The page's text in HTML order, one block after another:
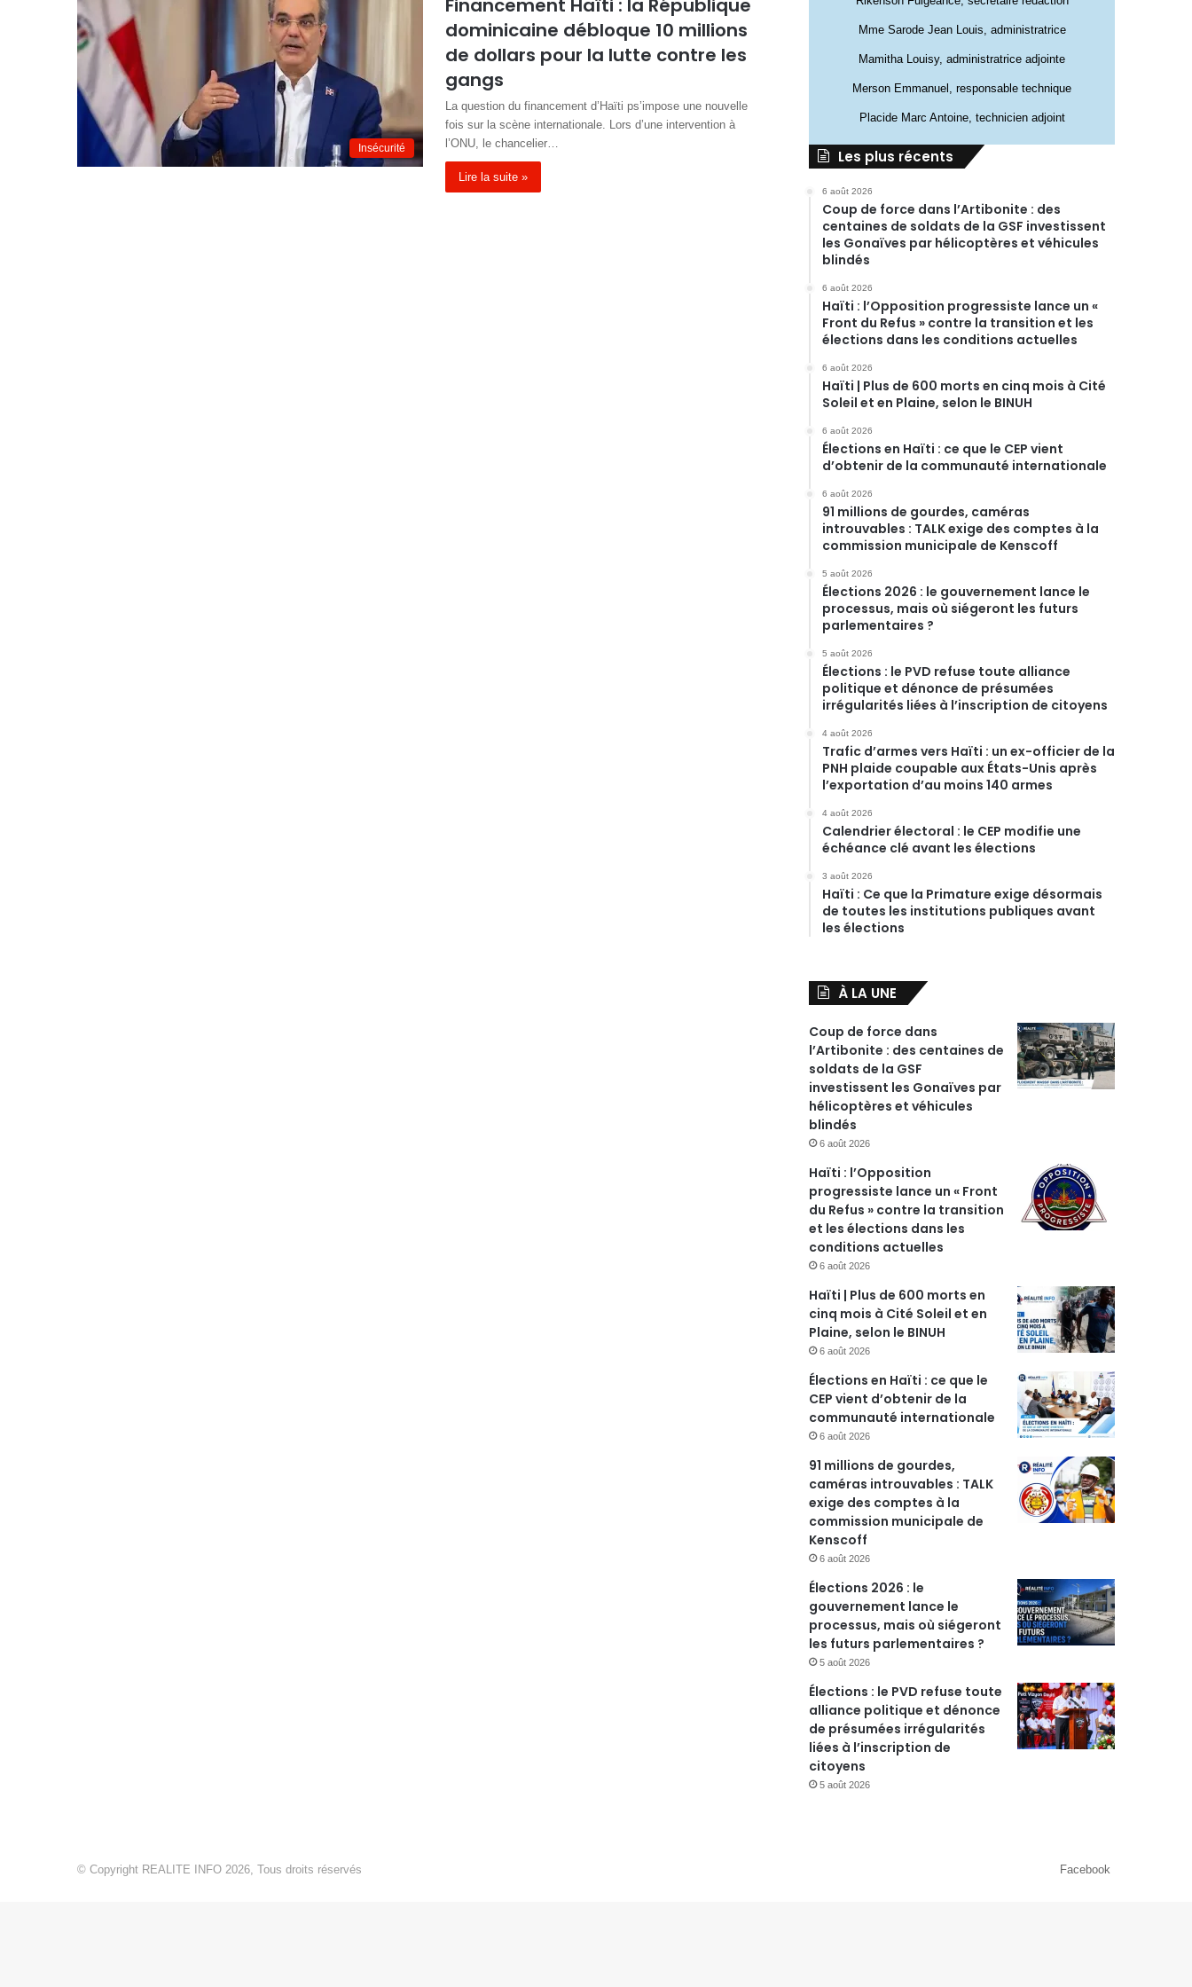
Insécurité
Financement Haïti : la République
dominicaine débloque 10 millions
de dollars pour la lutte contre les
gangs
La question du financement d’Haïti ps’impose une nouvelle
fois sur la scène internationale. Lors d’une intervention à
l’ONU, le chancelier…
Lire la suite »
Mme Sarode Jean Louis, administratrice
Mamitha Louisy, administratrice adjointe
Merson Emmanuel, responsable technique
Placide Marc Antoine, technicien adjoint
Les plus récents
6 août 2026
Coup de force dans l’Artibonite : des
centaines de soldats de la GSF investissent
les Gonaïves par hélicoptères et véhicules
blindés
6 août 2026
Haïti : l’Opposition progressiste lance un «
Front du Refus » contre la transition et les
élections dans les conditions actuelles
6 août 2026
Haïti | Plus de 600 morts en cinq mois à Cité
Soleil et en Plaine, selon le BINUH
6 août 2026
Élections en Haïti : ce que le CEP vient
d’obtenir de la communauté internationale
6 août 2026
91 millions de gourdes, caméras
introuvables : TALK exige des comptes à la
commission municipale de Kenscoff
5 août 2026
Élections 2026 : le gouvernement lance le
processus, mais où siégeront les futurs
parlementaires ?
5 août 2026
Élections : le PVD refuse toute alliance
politique et dénonce de présumées
irrégularités liées à l’inscription de citoyens
4 août 2026
Trafic d’armes vers Haïti : un ex-officier de la
PNH plaide coupable aux États-Unis après
l’exportation d’au moins 140 armes
4 août 2026
Calendrier électoral : le CEP modifie une
échéance clé avant les élections
3 août 2026
Haïti : Ce que la Primature exige désormais
de toutes les institutions publiques avant
les élections
À LA UNE
Coup de force dans
l’Artibonite : des centaines de
soldats de la GSF
investissent les Gonaïves par
hélicoptères et véhicules
blindés
6 août 2026
Haïti : l’Opposition
progressiste lance un « Front
du Refus » contre la transition
et les élections dans les
conditions actuelles
6 août 2026
Haïti | Plus de 600 morts en
cinq mois à Cité Soleil et en
Plaine, selon le BINUH
6 août 2026
Élections en Haïti : ce que le
CEP vient d’obtenir de la
communauté internationale
6 août 2026
91 millions de gourdes,
caméras introuvables : TALK
exige des comptes à la
commission municipale de
Kenscoff
6 août 2026
Élections 2026 : le
gouvernement lance le
processus, mais où siégeront
les futurs parlementaires ?
5 août 2026
Élections : le PVD refuse toute
alliance politique et dénonce
de présumées irrégularités
liées à l’inscription de
citoyens
5 août 2026
© Copyright REALITE INFO 2026, Tous droits réservés Facebook